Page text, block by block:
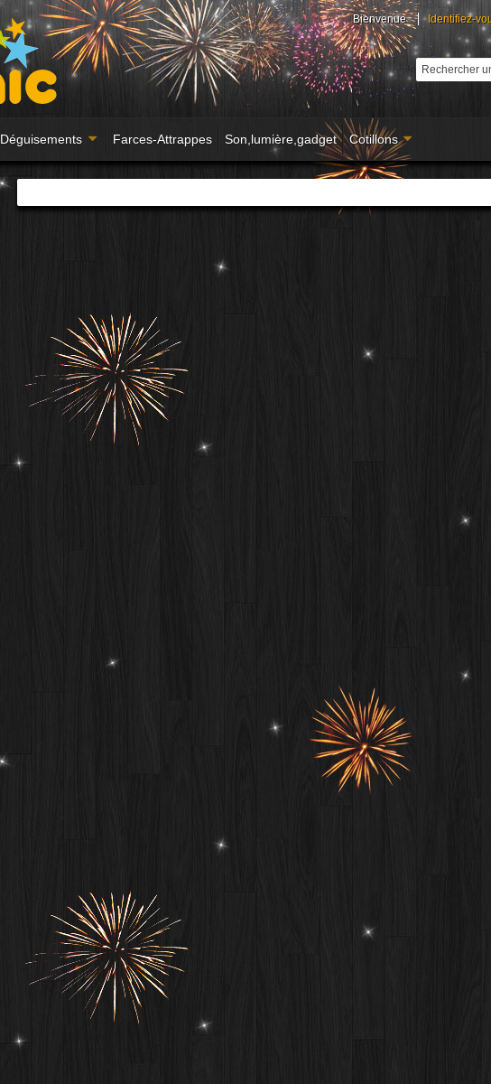
Bienvenue Identifiez-
Déguisements Farces-Attrappes Son,lumière,gadget Cotillons